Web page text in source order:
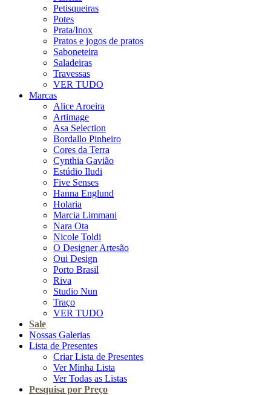
Petisqueiras
Potes
Prata/Inox
Pratos e jogos de pratos
Saboneteira
Saladeiras
Travessas
VER TUDO
Marcas
Alice Aroeira
Artimage
Asa Selection
Bordallo Pinheiro
Cores da Terra
Cynthia Gavião
Estúdio Iludi
Five Senses
Hanna Englund
Holaria
Marcia Limmani
Nara Ota
Nicole Toldi
O Designer Artesão
Oui Design
Porto Brasil
Riva
Studio Nun
Traço
VER TUDO
Sale
Nossas Galerias
Lista de Presentes
Criar Lista de Presentes
Ver Minha Lista
Ver Todas as Listas
Pesquisa por Preço